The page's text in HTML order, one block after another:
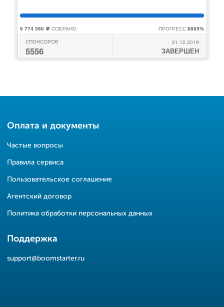
9 774 360 c СОБРАНО ПРОГРЕСС 8885%
СПОНСОРОВ
5556
21.12.2019
ЗАВЕРШЕН
Оплата и документы
Частые вопросы
Правила сервиса
Пользовательское соглашение
Агентский договор
Политика обработки персональных данных
Поддержка
support@boomstarter.ru